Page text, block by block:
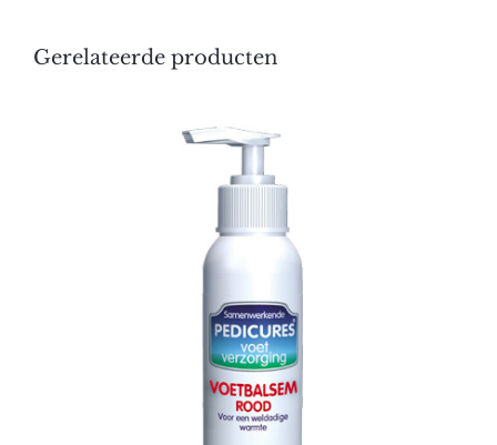
Gerelateerde producten